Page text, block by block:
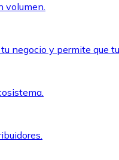
volumen.
negocio y permite que